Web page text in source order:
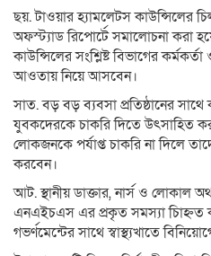
ছয়. টাওয়ার হ্যামলেটস কাউন্সিলের
অফস্ট্যাড রিপোর্টে সমালোচনা করা
কাউন্সিলের সংশ্লিষ্ট বিভাগের
আওতায় নিয়ে আসবেন।
সাত. বড় বড় ব্যবসা প্রতিষ্ঠানের
যুবকদেরকে চাকরি দিতে উৎসাহিত
লোকজনকে পর্যাপ্ত চাকরি না দিলে
করবেন।
আট. স্থানীয় ডাক্তার, নার্স ও লোকাল
এনএইচএস এর প্রকৃত সমস্যা চিাহ্নত
গভর্ণমেন্টের সাথে স্বাস্থ্যখাতে